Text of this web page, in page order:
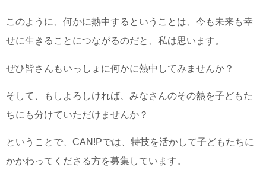
このように、何かに熱中するということは、今も未来も幸
せに生きることにつながるのだと、私は思います。
ぜひ皆さんもいっしょに何かに熱中してみませんか？
そして、もしよろしければ、みなさんのその熱を子どもた
ちにも分けていただけませんか？
ということで、CAN!Pでは、特技を活かして子どもたちに
かかわってくださる方を募集しています。